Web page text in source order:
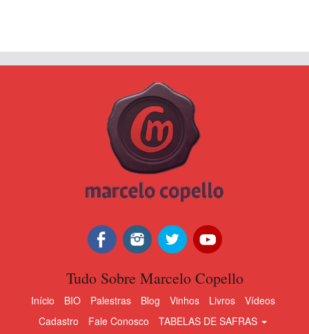
Tudo Sobre Marcelo Copello
Início BIO Palestras Blog Vinhos Livros
Vídeos
Cadastro
Fale Conosco TABELAS DE SAFRAS